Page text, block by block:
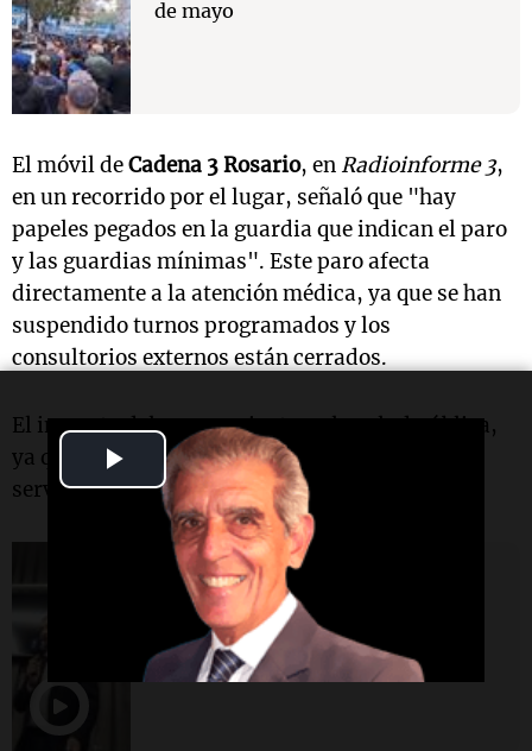
Play
Video
de mayo
El móvil deCadena 3 Rosario, en Radioinforme 3,
en un recorrido por el lugar, señaló que "hay
papeles pegados en la guardia que indican el paro
y las guardias mínimas". Este paro afecta
directamente a la atención médica, ya que se han
suspendido turnos programados y los
consultorios externos están cerrados.
El impacto del paro se siente en la salud pública,
ya que muchos rosarinos dependen de los
servicios que ofrece el Hospital Carrasco.
Sociedad
Javkin anunció el aumento a los
municipales: un 8 por ciento en
tres tramos